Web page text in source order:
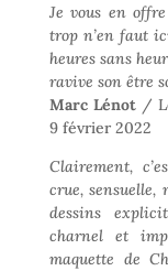
Je vous en
trop n’en faut
heures sans
ravive son être
Marc Lénot/
9 février 2022
Clairement,
crue,
dessins
charnel et
maquette de